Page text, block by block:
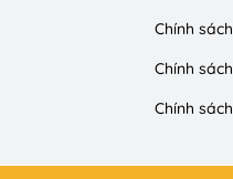
Chính
Chính
Chính